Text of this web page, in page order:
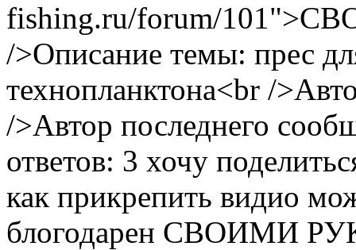
fishing.ru/forum/
/>Описание темы: прес
технопланктона<br /
/>Автор последнего
ответов: 3 хочу
как прикрепить видио
блогодарен СВОИМИ